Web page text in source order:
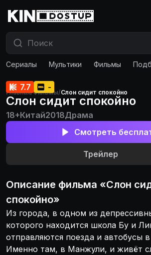
Сериалы Мультики Фильмы
Главная/Фильмы/Слон сидит спокойно
7.7 -
Слон сидит спокойно
18+Китай2018Драма
Смотреть
Трейлер
Описание фильма «Слон
спокойно»
Из города, в одном из
которого находится школа Бу и
отправляются поезда и автобусы
Именно там, в Манжули, и живёт